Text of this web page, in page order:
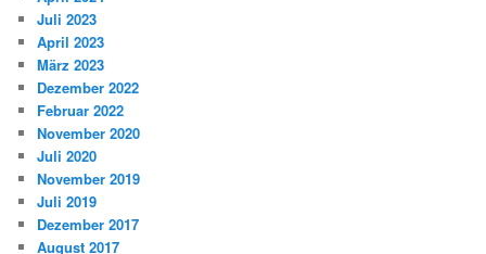
Juli 2023
April 2023
März 2023
Dezember 2022
Februar 2022
November 2020
Juli 2020
November 2019
Juli 2019
Dezember 2017
August 2017